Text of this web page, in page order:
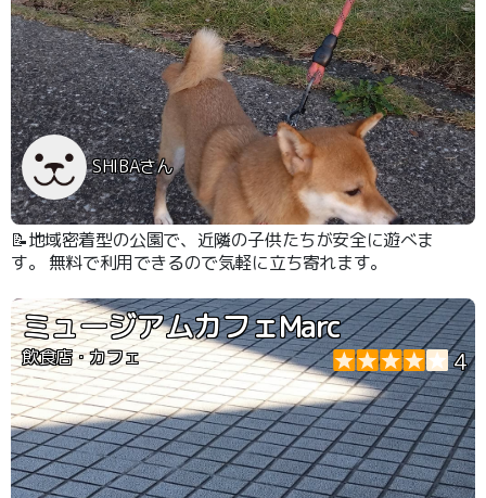
SHIBAさん
📝地域密着型の公園で、近隣の子供たちが安全に遊べま
す。 無料で利用できるので気軽に立ち寄れます。
ミュージアムカフェMarc
飲食店・カフェ 4